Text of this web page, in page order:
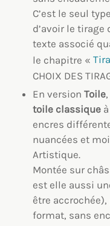
C’est le seul
d’avoir le tirage
texte associé
le chapitre «
CHOIX DES
En version Toile
toile classique
encres
nuancées et
Artistique.
Montée sur
est elle aussi
être
format, sans